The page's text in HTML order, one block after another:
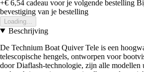
+€ 6,54 cadeau voor je volgende bestelling
bevestiging van je bestelling
Loading...
Beschrijving
De Technium Boat Quiver Tele is een
telescopische hengels, ontworpen voor
door Diaflash-technologie, zijn alle modellen